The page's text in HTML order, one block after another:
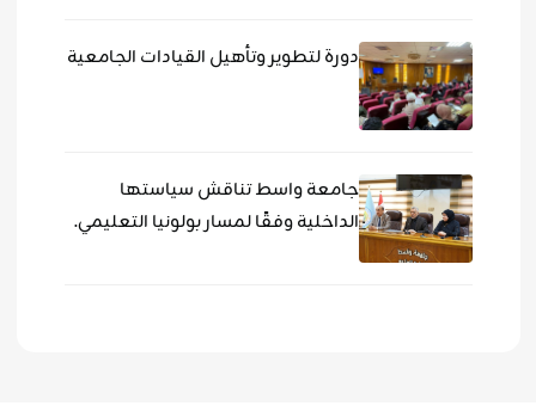
دورة لتطوير وتأهيل القيادات الجامعية
جامعة واسط تناقش سياستها
الداخلية وفقًا لمسار بولونيا التعليمي.